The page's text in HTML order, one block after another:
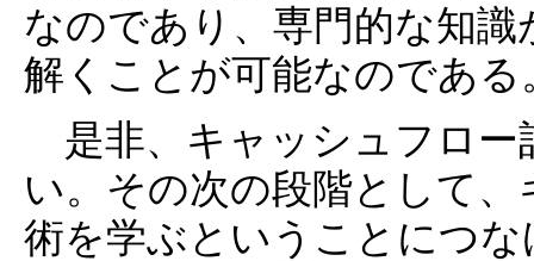
なのであり、専門的な知
解くことが可能なのである
是非、キャッシュフロー
い。その次の段階として
術を学ぶということにつ